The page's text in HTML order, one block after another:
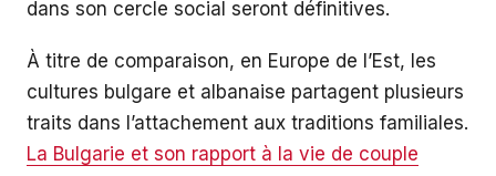
dans son cercle social seront définitives.
À titre de comparaison, en Europe de l’Est, les
cultures bulgare et albanaise partagent plusieurs
traits dans l’attachement aux traditions familiales.
La Bulgarie et son rapport à la vie de couple